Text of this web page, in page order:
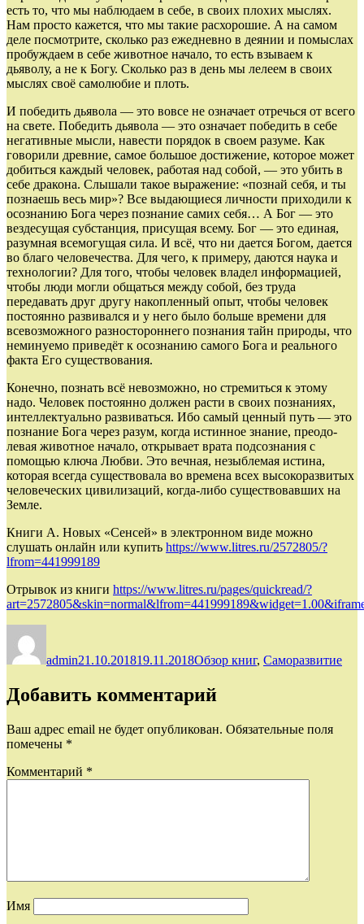
есть то, что мы наблюдаем в себе, в своих плохих мыслях.
Нам просто кажется, что мы такие расхоро­шие. А на самом
деле посмотрите, сколько раз ежед­нев­но в деянии и помыслах
пробуждаем в себе живот­ное начало, то есть взываем к
дьяволу, а не к Богу. Сколько раз в день мы лелеем в своих
мыслях своё самолюбие и плоть.
И победить дьявола — это вовсе не означает отречься от всего
на свете. По­бе­дить дьявола — это означает победить в себе
нега­тивные мысли, навести порядок в своем разуме. Как
говорили древние, самое большое достижение, которое может
добиться каждый человек, работая над собой, — это убить в
себе дракона. Слышали такое выражение: «познай себя, и ты
познаешь весь мир»? Все выдающиеся лично­сти приходили к
осознанию Бога через познание самих себя… А Бог — это
вездесущая субстанция, при­сущая всему. Бог — это единая,
разумная всемо­гущая сила. И всё, что ни дается Богом, дается
во благо человечества. Для чего, к примеру, даются наука и
технологии? Для того, чтобы человек владел информацией,
чтобы люди могли общаться между собой, без труда
передавать друг другу накопленный опыт, чтобы человек
посто­янно развивался и у него было больше времени для
всевозможного разностороннего познания тайн при­роды, что
неминуемо приведёт к осознанию самого Бога и реального
факта Его существования.
Конечно, познать всё невозможно, но стре­миться к этому
надо. Человек постоянно дол­жен расти в своих познаниях,
интел­лектуально разви­ваться. Ибо самый ценный путь — это
познание Бога через разум, когда истинное зна­ние, пре­одо­
левая животное начало, открывает врата под­сознания с
помощью ключа Любви. Это вечная, незыблемая истина,
которая всегда су­ществовала во времена всех высокоразвитых
человеческих цивилизаций, когда-либо существо­вавших на
Земле.
Книги А. Новых «Сенсей» в электронном виде можно
слушать онлайн или купить https://www.litres.ru/2572805/?
lfrom=441999189
Отрывок из книги https://www.litres.ru/pages/quickread/?
admin21.10.201819.11.2018Обзор книг, Саморазвитие
Добавить комментарий
Ваш адрес email не будет опубликован. Обязательные поля
помечены *
Комментарий *
Имя